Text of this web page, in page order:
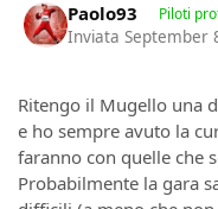
Paolo93 Piloti
Inviata September
Ritengo il Mugello una
e ho sempre avuto la
faranno con quelle che
Probabilmente la gara